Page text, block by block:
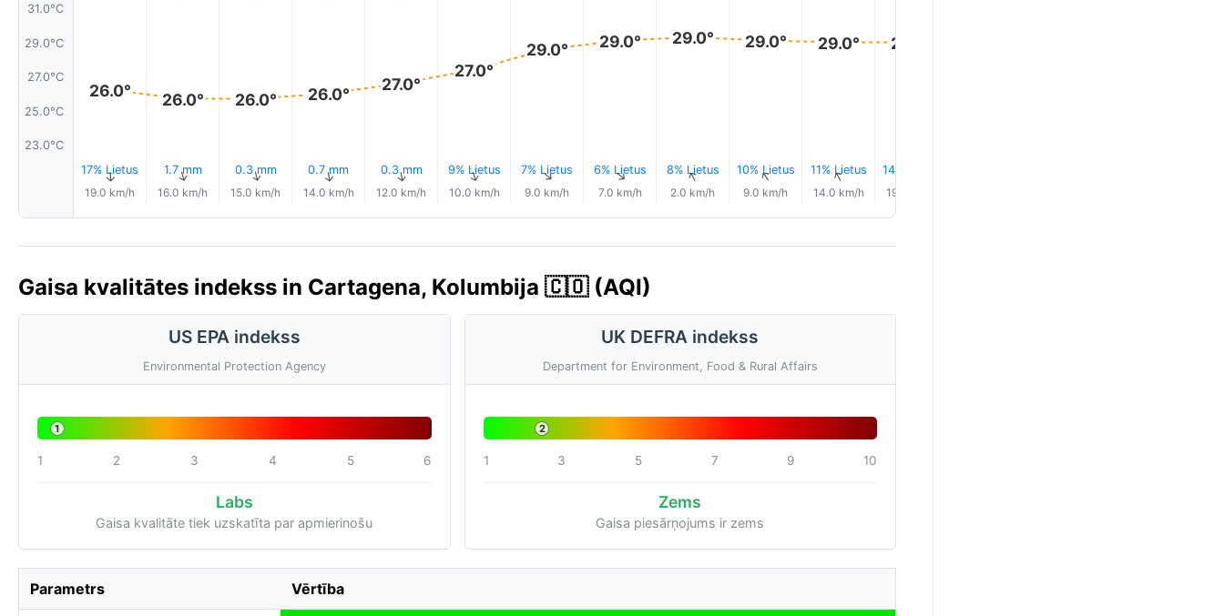
31.0°C
29.0°C
27.0°C
25.0°C
23.0°C
26.0°
17% Lietus
↑
19.0 km/h
26.0°
1.7 mm
↑
16.0 km/h
26.0°
0.3 mm
↑
15.0 km/h
26.0°
0.7 mm
↑
14.0 km/h
27.0°
0.3 mm
↑
12.0 km/h
27.0°
9% Lietus
↑
10.0 km/h
29.0°
7% Lietus
↑
9.0 km/h
29.0°
6% Lietus
↑
7.0 km/h
29.0°
8% Lietus
↑
2.0 km/h
29.0°
10% Lietus
↑
9.0 km/h
29.0°
11% Lietus
↑
14.0 km/h
29.0°
14% Lietus
19.0 km/h
Gaisa kvalitātes indekss in Cartagena, Kolumbija 🇨🇴 (AQI)
US EPA indekss
Environmental Protection Agency
1
1 2 3 4 5 6
Labs
Gaisa kvalitāte tiek uzskatīta par apmierinošu
UK DEFRA indekss
Department for Environment, Food & Rural Affairs
2
1 3 5 7 9 10
Zems
Gaisa piesārņojums ir zems
Parametrs Vērtība